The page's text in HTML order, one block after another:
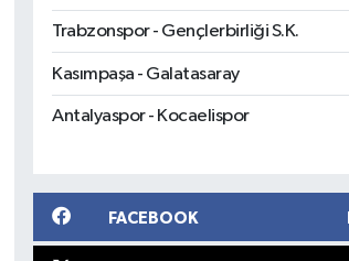
Trabzonspor - Gençlerbirliği S.K.
Kasımpaşa - Galatasaray
Antalyaspor - Kocaelispor
FACEBOOK